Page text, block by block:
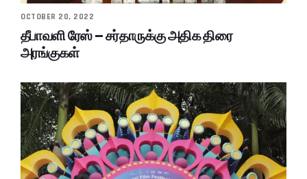
OCTOBER 20, 2022
தீபாவளி ரேஸ் – சர்தாருக்கு அதிக திரை
அரங்குகள்